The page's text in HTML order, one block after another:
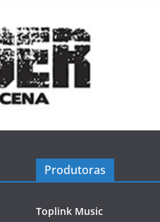
Produtoras
Toplink Music